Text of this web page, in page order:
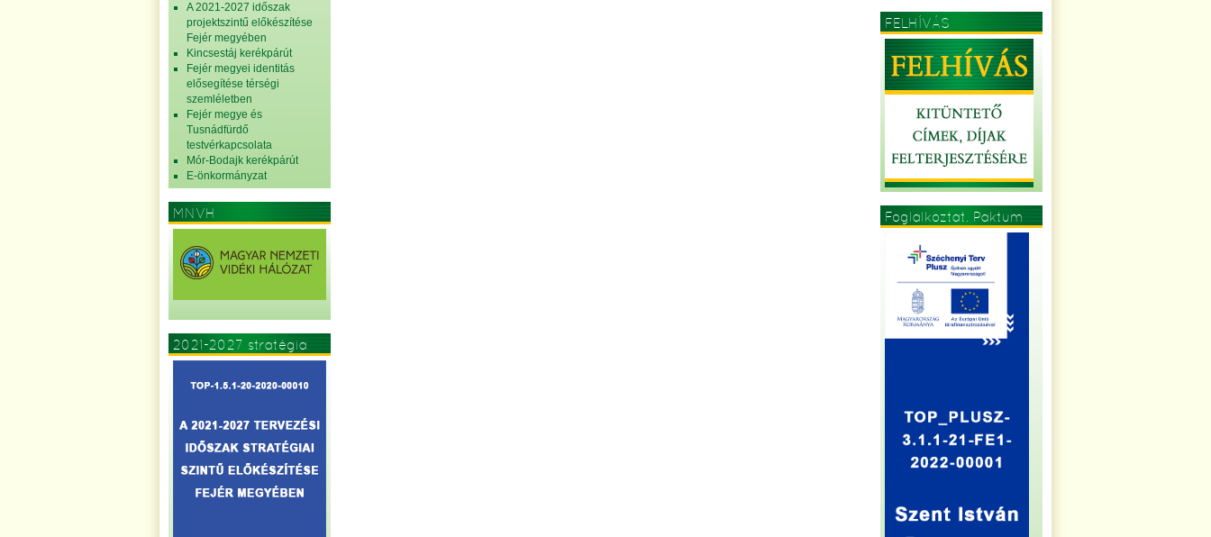
A 2021-2027 időszak
projektszintű előkészítése
Fejér megyében
Kincsestáj kerékpárút
Fejér megyei identitás
elősegítése térségi
szemléletben
Fejér megye és
Tusnádfürdő
testvérkapcsolata
Mór-Bodajk kerékpárút
E-önkormányzat
MNVH
2021-2027 stratégia
FELHÍVÁS
Foglalkoztat. Paktum